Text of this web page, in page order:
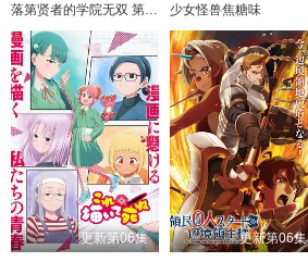
少女怪兽焦糖味
更新第06集 更新第06集